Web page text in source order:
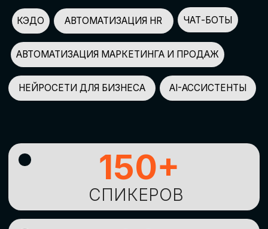
УЧАСТНИКОВ
2500+
GLOBAL TECH FORUM –
ИЗУЧЕНИЯНОВЫХ
ТЕХНОЛОГИЙИ
СТРАТЕГИЧЕСКИХ
ПОДХОДОВ К ЦИФРОВОЙ
ТРАНСФОРМАЦИИ